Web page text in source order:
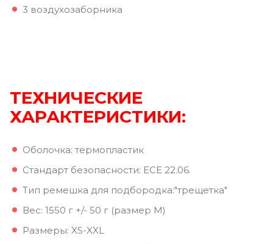
3 воздухозаборника
ТЕХНИЧЕСКИЕ
ХАРАКТЕРИСТИКИ:
Оболочка: термопластик
Стандарт безопасности: ECE 22.06.
Тип ремешка для подбородка:"трещетка"
Вес: 1550 г +/- 50 г (размер M)
Размеры: XS-XXL